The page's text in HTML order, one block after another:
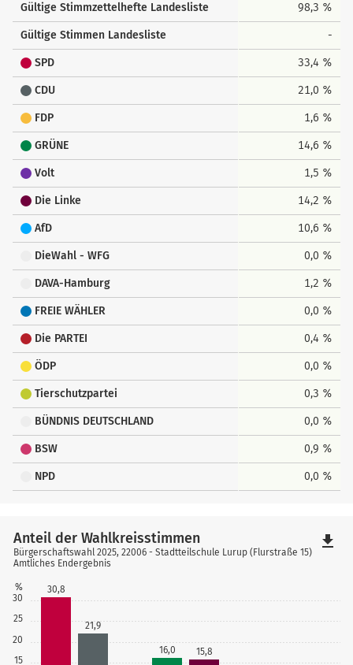
Gültige Stimmzettelhefte Landesliste 98,3 %
Gültige Stimmen Landesliste -
SPD 33,4 %
CDU 21,0 %
FDP 1,6 %
GRÜNE 14,6 %
Volt 1,5 %
Die Linke 14,2 %
AfD 10,6 %
DieWahl - WFG 0,0 %
DAVA-Hamburg 1,2 %
FREIE WÄHLER 0,0 %
Die PARTEI 0,4 %
ÖDP 0,0 %
Tierschutzpartei 0,3 %
BÜNDNIS DEUTSCHLAND 0,0 %
BSW 0,9 %
NPD 0,0 %
15
20
25
30
% 30,8
21,9
16,0 15,8
Anteil der Wahlkreisstimmen
Bürgerschaftswahl 2025, 22006 - Stadtteilschule Lurup (Flurstraße 15)
Amtliches Endergebnis
file_download